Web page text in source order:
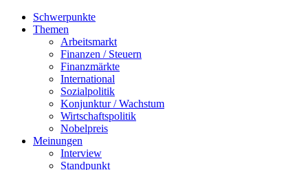
Schwerpunkte
Themen
Arbeitsmarkt
Finanzen / Steuern
Finanzmärkte
International
Sozialpolitik
Konjunktur / Wachstum
Wirtschaftspolitik
Nobelpreis
Meinungen
Interview
Standpunkt